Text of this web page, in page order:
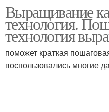
Картошка в бочке
Выращивание
технология.
технология
поможет краткая
воспользовались многие